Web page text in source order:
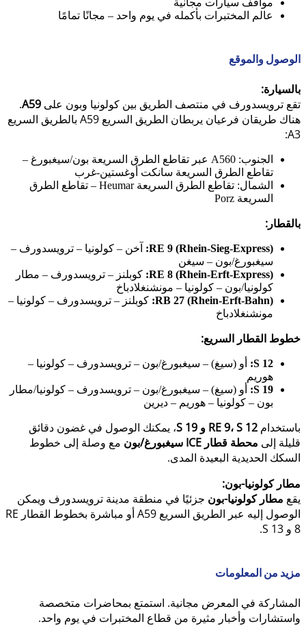
مواقف سيارات مجانية
عالم المختبرات بأكمله في يوم واحد – مجانًا تمامًا
الوصول والموقع
بالسيارة:
تقع ترويسدورف في منتصف الطريق بين كولونيا وبون على A59
.
هناك طريقان فرعيان يربطان الطريق السريع A59 بالطريق السريع
A3:
الجنوب: A560 عبر تقاطع الطرق السريعة بون/سيغبورغ –
تقاطع الطرق السريعة سانكت أوغستين-غرب
الشمال: تقاطع الطرق السريعة Heumar – تقاطع الطرق
السريعة Porz
بالقطار:
RE 9 (Rhein-Sieg-Express):
آخن – كولونيا – ترويسدورف –
سيغبورغ/بون – سيغن
RE 8 (Rhein-Erft-Express): كوبلنز – ترويسدورف – مطار
كولونيا/بون – كولونيا – مونشنغلادباخ
RB 27 (Rhein-Erft-Bahn): كوبلنز – ترويسدورف – كولونيا –
مونشنغلادباخ
خطوط القطار السريع:
S 12:
أو (سيغ) – سيغبورغ/بون – ترويسدورف – كولونيا –
هوريم
S 19:
أو (سيغ) – سيغبورغ/بون – ترويسدورف – كولونيا/مطار
بون – كولونيا – هوريم – ديرين
باستخدام RE 9، S 12 و S 19
، يمكنك الوصول في غضون دقائق
قليلة إلى محطة قطار ICE سيغبورغ/بون
مع وصلة إلى خطوط
السكك الحديدية البعيدة المدى.
مطار كولونيا-بون:
يقع مطار كولونيا-بون جزئيًا في منطقة مدينة ترويسدورف ويمكن
الوصول إليه عبر الطريق السريع A59 أو مباشرة بخطوط القطار RE
8 و S 13.
مزيد من المعلومات
المشاركة في المعرض مجانية. استمتع بمحاضرات متخصصة
واستشارات وأخبار مثيرة من قطاع المختبرات في يوم واحد.